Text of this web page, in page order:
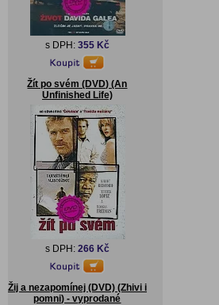
s DPH: 355 Kč
Žít po svém (DVD) (An
Unfinished Life)
s DPH: 266 Kč
Žij a nezapomínej (DVD) (Zhivi i
pomni) - vyprodané